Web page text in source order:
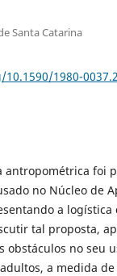
Santa Catarina
1980-
antropométrica foi
no Núcleo de
a
tal proposta,
obstáculos no seu
a medida